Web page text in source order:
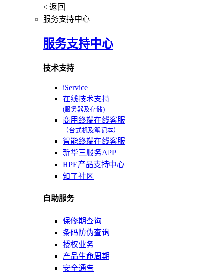
< 返回
服务支持中心
服务支持中心
技术支持
iService
在线技术支持
(服务器及存储)
商用终端在线客服
（台式机及笔记本）
智能终端在线客服
新华三服务APP
HPE产品支持中心
知了社区
自助服务
保修期查询
条码防伪查询
授权业务
产品生命周期
安全通告